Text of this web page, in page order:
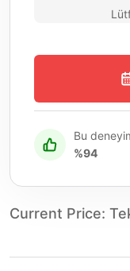
Bu
%94
Current Price: